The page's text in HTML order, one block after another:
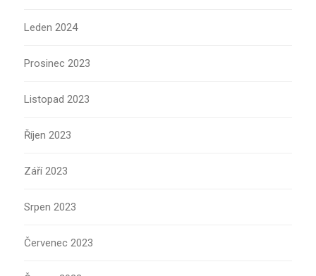
Leden 2024
Prosinec 2023
Listopad 2023
Říjen 2023
Září 2023
Srpen 2023
Červenec 2023